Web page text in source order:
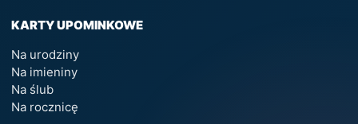
KARTY UPOMINKOWE
Na urodziny
Na imieniny
Na ślub
Na rocznicę